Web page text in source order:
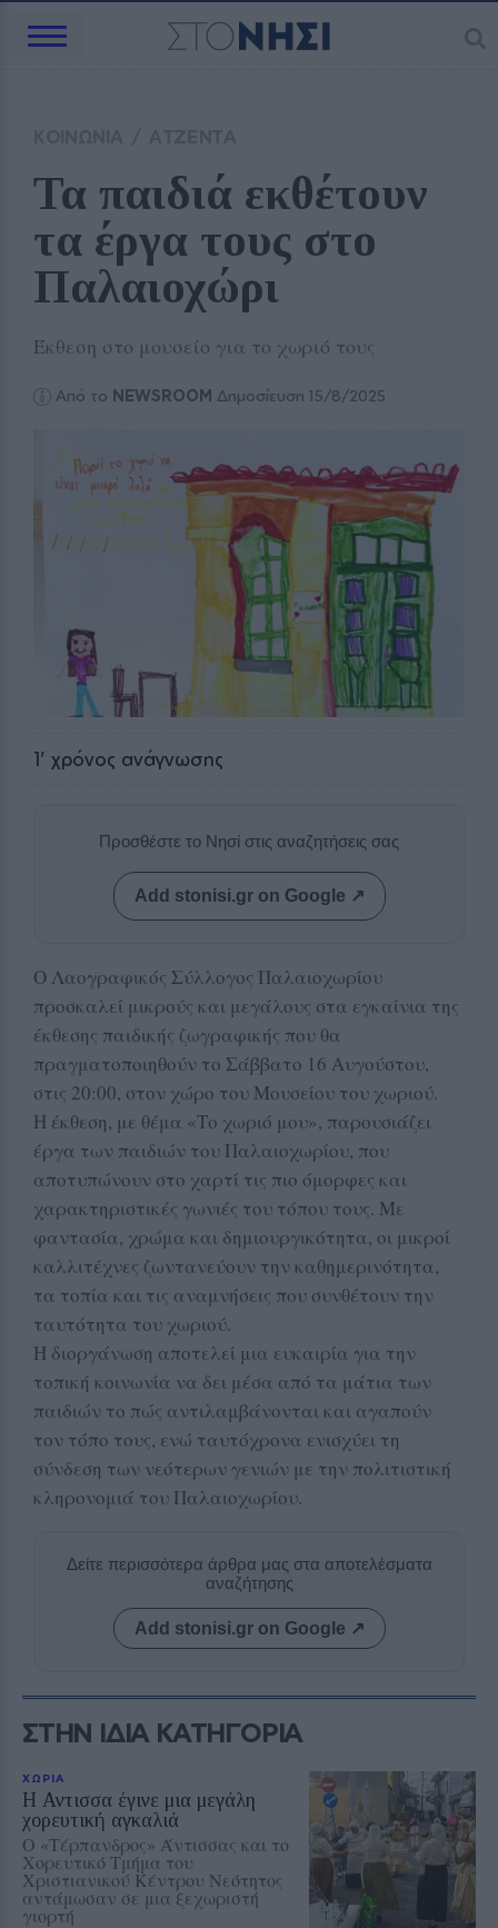
Τα παιδιά εκθέτουν
τα έργα τους στο
Παλαιοχώρι
Έκθεση στο μουσείο για το χωριό τους
Από το NEWSROOM Δημοσίευση 15/8/2025
1' χρόνος ανάγνωσης
Προσθέστε το Νησί στις αναζητήσεις σας
Add stonisi.gr on Google ↗
Ο Λαογραφικός Σύλλογος Παλαιοχωρίου
προσκαλεί μικρούς και μεγάλους στα εγκαίνια της
έκθεσης παιδικής ζωγραφικής που θα
πραγματοποιηθούν το Σάββατο 16 Αυγούστου,
στις 20:00, στον χώρο του Μουσείου του χωριού.
Η έκθεση, με θέμα «Το χωριό μου», παρουσιάζει
έργα των παιδιών του Παλαιοχωρίου, που
αποτυπώνουν στο χαρτί τις πιο όμορφες και
χαρακτηριστικές γωνιές του τόπου τους. Με
φαντασία, χρώμα και δημιουργικότητα, οι μικροί
καλλιτέχνες ζωντανεύουν την καθημερινότητα,
τα τοπία και τις αναμνήσεις που συνθέτουν την
ταυτότητα του χωριού.
Η διοργάνωση αποτελεί μια ευκαιρία για την
τοπική κοινωνία να δει μέσα από τα μάτια των
παιδιών το πώς αντιλαμβάνονται και αγαπούν
τον τόπο τους, ενώ ταυτόχρονα ενισχύει τη
σύνδεση των νεότερων γενιών με την πολιτιστική
κληρονομιά του Παλαιοχωρίου.
Δείτε περισσότερα άρθρα μας στα αποτελέσματα
αναζήτησης
Add stonisi.gr on Google ↗
ΣΤΗΝ ΙΔΙΑ ΚΑΤΗΓΟΡΙΑ
ΧΩΡΙΑ
Η Αντισσα έγινε μια μεγάλη
χορευτική αγκαλιά
Ο «Τέρπανδρος» Άντισσας και το
Χορευτικό Τμήμα του
Χριστιανικού Κέντρου Νεότητος
αντάμωσαν σε μια ξεχωριστή
γιορτή